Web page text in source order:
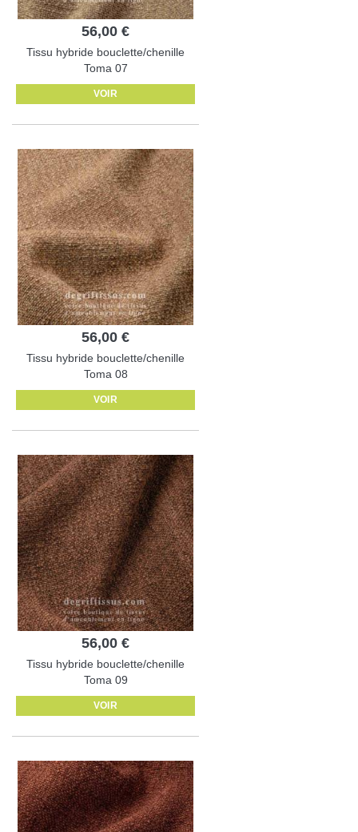
56,00 €
Tissu hybride bouclette/chenille
Toma 07
VOIR
56,00 €
Tissu hybride bouclette/chenille
Toma 08
VOIR
56,00 €
Tissu hybride bouclette/chenille
Toma 09
VOIR